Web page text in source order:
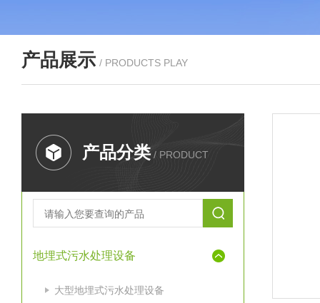
产品展示 / PRODUCTS PLAY
产品分类 / PRODUCT
地埋式污水处理设备
大型地埋式污水处理设备